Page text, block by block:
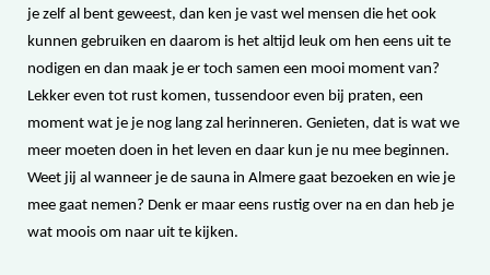
je zelf al bent geweest, dan ken je vast wel mensen die het ook
kunnen gebruiken en daarom is het altijd leuk om hen eens uit te
nodigen en dan maak je er toch samen een mooi moment van?
Lekker even tot rust komen, tussendoor even bij praten, een
moment wat je je nog lang zal herinneren. Genieten, dat is wat we
meer moeten doen in het leven en daar kun je nu mee beginnen.
Weet jij al wanneer je de sauna in Almere gaat bezoeken en wie je
mee gaat nemen? Denk er maar eens rustig over na en dan heb je
wat moois om naar uit te kijken.